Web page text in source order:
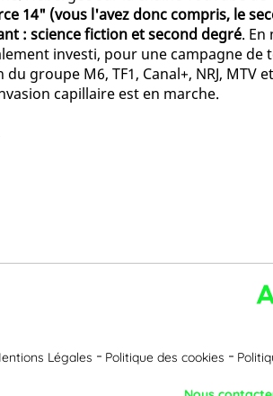
14" (vous l'avez donc compris, le
: science fiction et second degré.
investi, pour une campagne
groupe M6, TF1, Canal+, NRJ,
capillaire est en marche.
Légales Politique des cookies